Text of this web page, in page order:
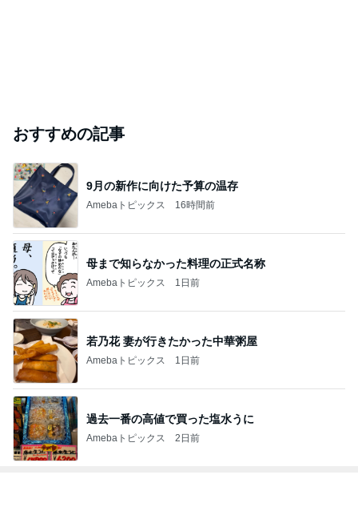
おすすめの記事
9月の新作に向けた予算の温存
Amebaトピックス 16時間前
母まで知らなかった料理の正式名称
Amebaトピックス 1日前
若乃花 妻が行きたかった中華粥屋
Amebaトピックス 1日前
過去一番の高値で買った塩水うに
Amebaトピックス 2日前